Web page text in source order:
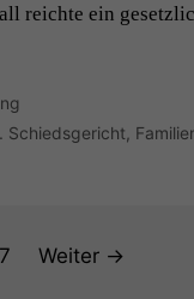
reichte ein
Schiedsgericht
Weiter →